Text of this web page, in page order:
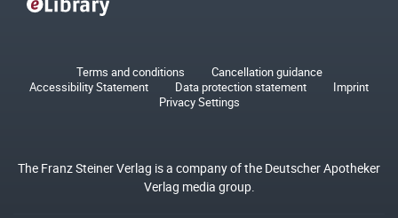
Terms and conditions
Cancellation guidance
Accessibility Statement
Data protection statement
Imprint
Privacy Settings
The Franz Steiner Verlag is a company of the Deutscher Apotheker
Verlag media group.